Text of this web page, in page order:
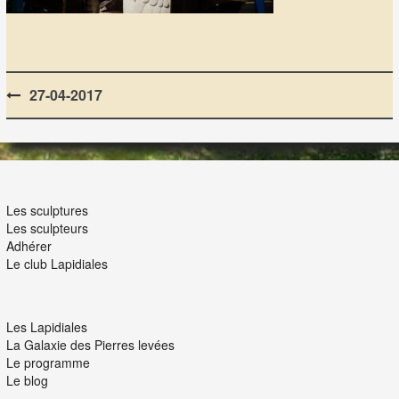
Post
navigation
27-04-2017
Les sculptures
Les sculpteurs
Adhérer
Le club Lapidiales
Les Lapidiales
La Galaxie des Pierres levées
Le programme
Le blog